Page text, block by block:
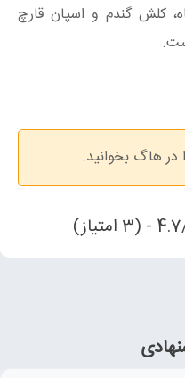
کلش گندم و اسپان قارچ
در هاگ بخوانید.
امتیاز)